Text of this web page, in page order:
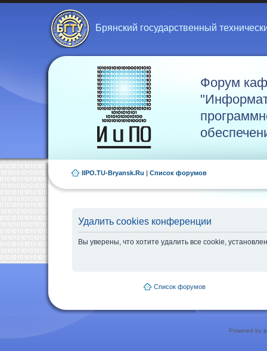
Брянский государственный
Форум
IIPO.TU-Bryansk.Ru | Список форумов
Удалить cookies конференции
Вы уверены, что хотите удалить все cookie,
Список форумов
Powered by